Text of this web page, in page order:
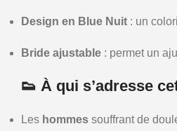
Design en Blue Nuit : un
Bride ajustable : permet un
👟 À qui s’adresse
Les hommes souffrant de